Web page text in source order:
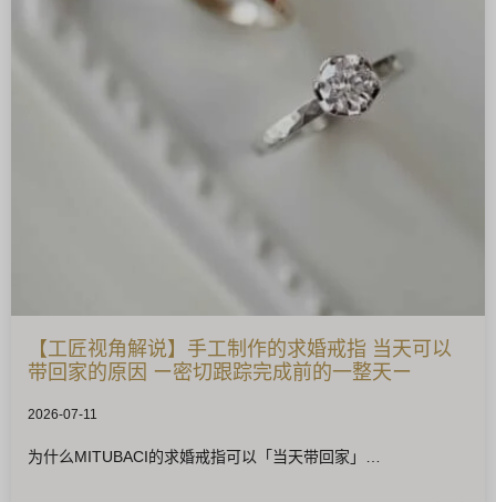
【工匠视角解说】手工制作的求婚戒指 当天可以
带回家的原因 ー密切跟踪完成前的一整天ー
2026-07-11
为什么MITUBACI的求婚戒指可以「当天带回家」